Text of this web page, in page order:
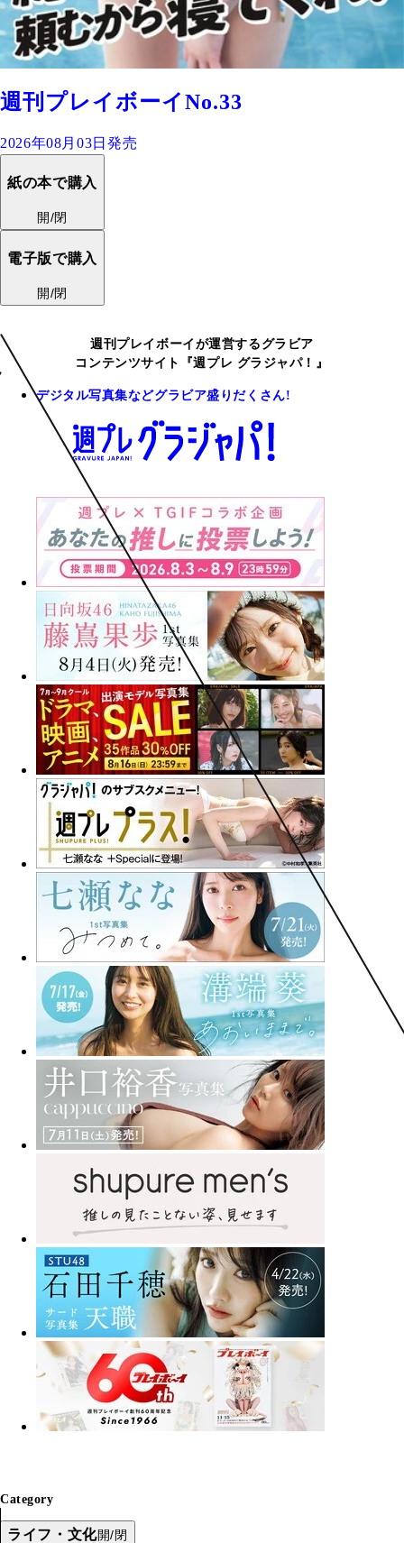
週刊プレイボーイNo.33
2026年08月03日発売
紙の本で購入
開/閉
電子版で購入
開/閉
週刊プレイボーイが運営するグラビア
コンテンツサイト『週プレ グラジャパ！』
デジタル写真集などグラビア盛りだくさん!
Category
ライフ・文化開/閉